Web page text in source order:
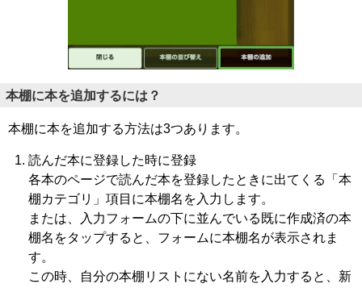
本棚に本を追加するには？
本棚に本を追加する方法は3つあります。
読んだ本に登録した時に登録
各本のページで読んだ本を登録したときに出てくる「本
棚カテゴリ」項目に本棚名を入力します。
または、入力フォームの下に並んでいる既に作成済の本
棚名をタップすると、フォームに本棚名が表示されま
す。
この時、自分の本棚リストにない名前を入力すると、新